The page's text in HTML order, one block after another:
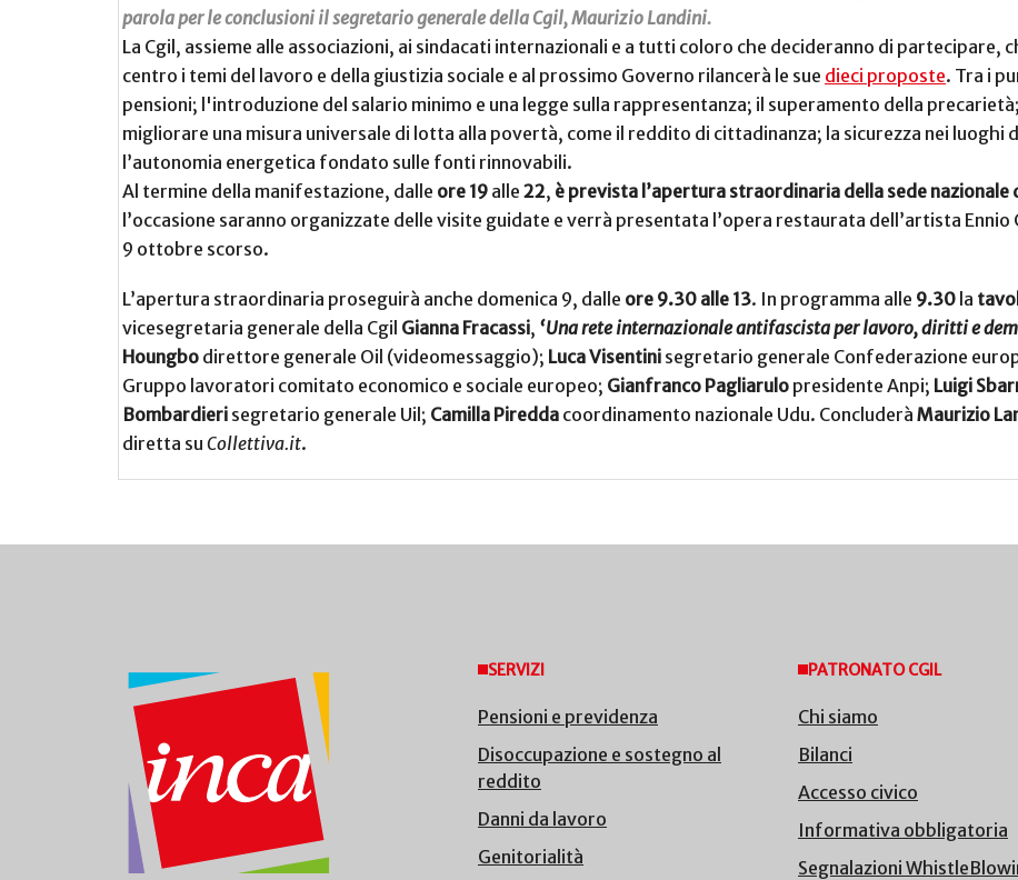
parola per le conclusioni il segretario generale della Cgil, Maurizio Landini.
La Cgil, assieme alle associazioni, ai sindacati internazionali e a tutti coloro che decideranno di partecipare,
centro i temi del lavoro e della giustizia sociale e al prossimo Governo rilancerà le sue dieci proposte. Tra i
pensioni; l'introduzione del salario minimo e una legge sulla rappresentanza; il superamento della
migliorare una misura universale di lotta alla povertà, come il reddito di cittadinanza; la sicurezza nei
l’autonomia energetica fondato sulle fonti rinnovabili.
Al termine della manifestazione, dalle ore 19 alle 22, è prevista l’apertura straordinaria della sede nazionale
l’occasione saranno organizzate delle visite guidate e verrà presentata l’opera restaurata dell’artista
9 ottobre scorso.
L’apertura straordinaria proseguirà anche domenica 9, dalle ore 9.30 alle 13. In programma alle 9.30 la
vicesegretaria generale della Cgil Gianna Fracassi, ‘Una rete internazionale antifascista per lavoro, diritti e
Houngbo direttore generale Oil (videomessaggio); Luca Visentini segretario generale Confederazione
Gruppo lavoratori comitato economico e sociale europeo; Gianfranco Pagliarulo presidente Anpi; Luigi
Bombardieri segretario generale Uil; Camilla Piredda coordinamento nazionale Udu. Concluderà Maurizio
diretta su Collettiva.it.
SERVIZI
Pensioni e previdenza
Disoccupazione e sostegno al
reddito
Danni da lavoro
Genitorialità
PATRONATO CGIL
Chi siamo
Bilanci
Accesso civico
Informativa obbligatoria
Segnalazioni